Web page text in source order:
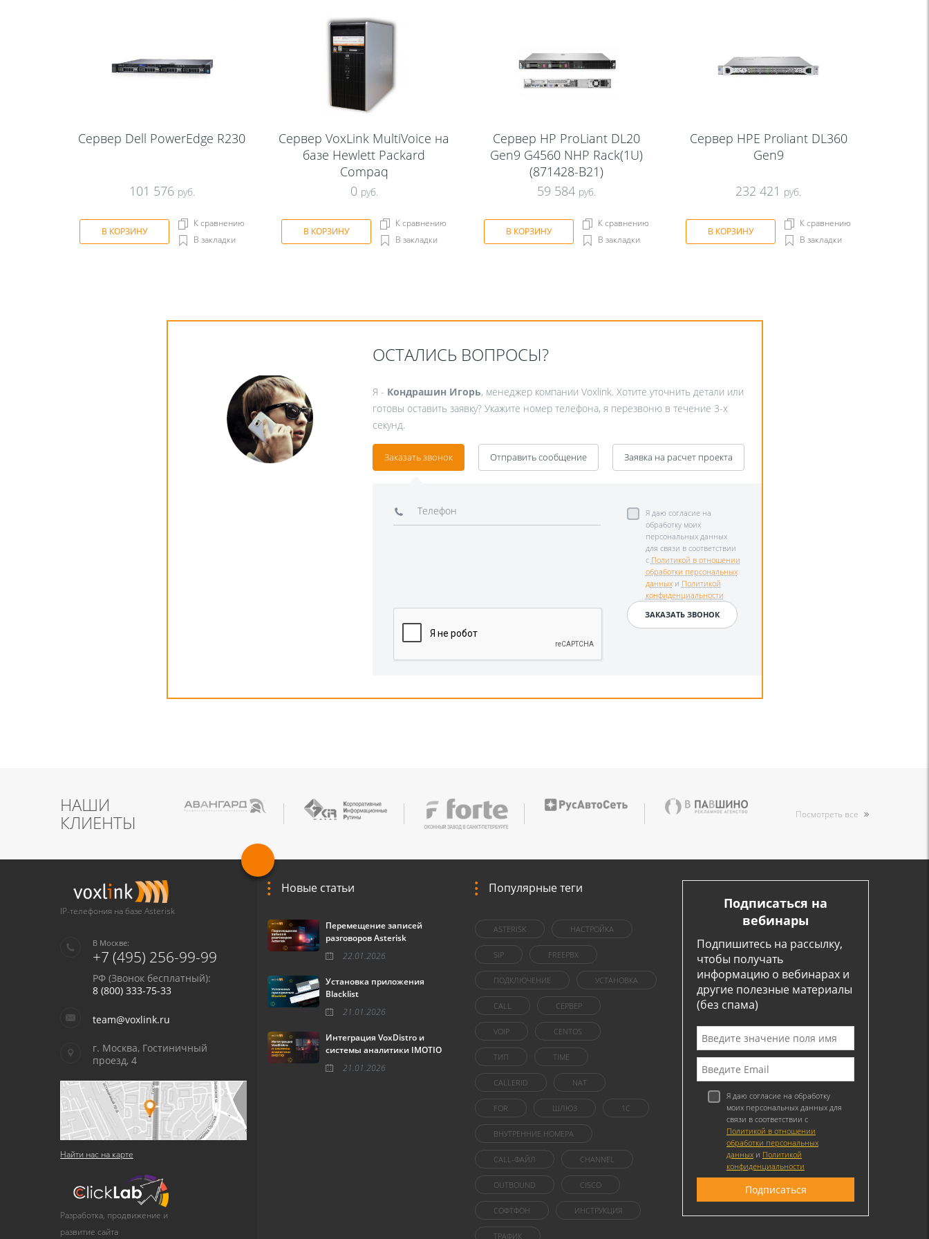
Сервер Dell PowerEdge R230
101 576 руб.
В КОРЗИНУ
К сравнению
В закладки
Сервер VoxLink MultiVoice на
базе Hewlett Packard
Compaq
0 руб.
В КОРЗИНУ
К сравнению
В закладки
Сервер HP ProLiant DL20
Gen9 G4560 NHP Rack(1U)
(871428-B21)
59 584 руб.
В КОРЗИНУ
К сравнению
В закладки
Сервер HPE Proliant DL360
Gen9
232 421 руб.
В КОРЗИНУ
К сравнению
В закладки
ОСТАЛИСЬ ВОПРОСЫ?
Я - Кондрашин Игорь, менеджер компании Voxlink. Хотите уточнить детали или
готовы оставить заявку? Укажите номер телефона, я перезвоню в течение 3-х
секунд.
Заказать звонок
Я даю согласие на
обработку моих
персональных данных
для связи в соответствии
с Политикой в отношении
обработки персональных
данныхи Политикой
конфиденциальности
Отправить сообщение Заявка на расчет проекта
НАШИ
КЛИЕНТЫ Посмотреть все
IP-телефония на базе Asterisk
В Москве:
+7 (495) 256-99-99
РФ (Звонок бесплатный):
8 (800) 333-75-33
team@voxlink.ru
г. Москва, Гостиничный
проезд, 4
Найти нас на карте
Разработка, продвижение и
развитие сайта
Новые статьи
Перемещение записей
разговоров Asterisk
22.01.2026
Установка приложения
Blacklist
21.01.2026
Интеграция VoxDistro и
системы аналитики IMOTIO
21.01.2026
Популярные теги
ASTERISK НАСТРОЙКА
SIP FREEPBX
ПОДКЛЮЧЕНИЕ УСТАНОВКА
CALL СЕРВЕР
VOIP CENTOS
ТИП TIME
CALLERID NAT
FOR ШЛЮЗ 1C
ВНУТРЕННИЕ НОМЕРА
CALL-ФАЙЛ CHANNEL
OUTBOUND CISCO
СОФТФОН ИНСТРУКЦИЯ
ТРАФИК
Подписаться на
вебинары
Подпишитесь на рассылку,
чтобы получать
информацию о вебинарах и
другие полезные материалы
(без спама)
Я даю согласие на обработку
моих персональных данных для
связи в соответствии с
Политикой в отношении
обработки персональных
данных и Политикой
конфиденциальности